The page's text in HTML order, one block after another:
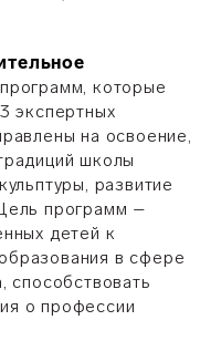
которые
экспертных
на освоение,
школы
развитие
программ –
детей к
в сфере
способствовать
о профессии